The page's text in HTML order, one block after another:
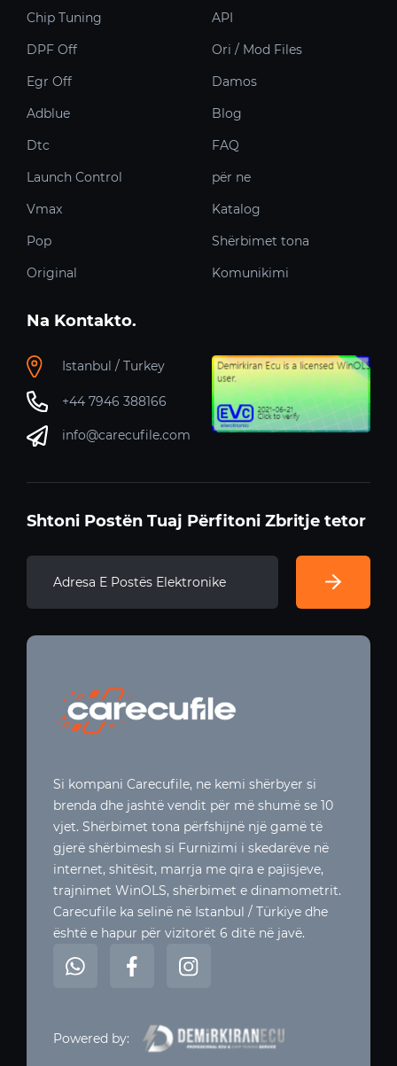
Chip Tuning
DPF Off
Egr Off
Adblue
Dtc
Launch Control
Vmax
Pop
Original
API
Ori / Mod Files
Damos
Blog
FAQ
për ne
Katalog
Shërbimet tona
Komunikimi
Na Kontakto.
Istanbul / Turkey
+44 7946 388166
info@carecufile.com
Shtoni Postën Tuaj Përfitoni Zbritje tetor
Si kompani Carecufile, ne kemi shërbyer si
brenda dhe jashtë vendit për më shumë se 10
vjet. Shërbimet tona përfshijnë një gamë të
gjerë shërbimesh si Furnizimi i skedarëve në
internet, shitësit, marrja me qira e pajisjeve,
trajnimet WinOLS, shërbimet e dinamometrit.
Carecufile ka selinë në Istanbul / Türkiye dhe
është e hapur për vizitorët 6 ditë në javë.
Powered by: